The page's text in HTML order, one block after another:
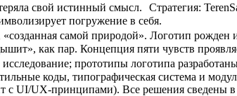
свой истинный смысл. Стратегия:
погружение в себя.
самой природой». Логотип
как пар. Концепция пяти чувств
прототипы логотипа
коды, типографическая система и
с UI/UX-принципами). Все решения сведены в